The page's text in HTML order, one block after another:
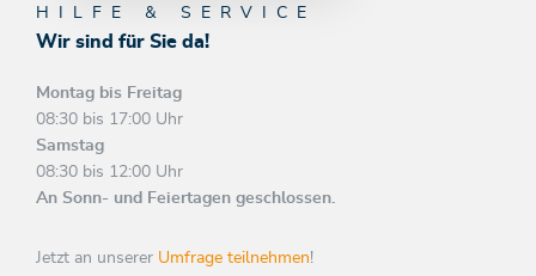
HILFE & SERVICE
Wir sind für Sie da!
Montag bis Freitag
08:30 bis 17:00 Uhr
Samstag
08:30 bis 12:00 Uhr
An Sonn- und Feiertagen geschlossen.
Jetzt an unserer Umfrage teilnehmen!